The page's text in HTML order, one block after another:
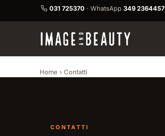
031 725370 · WhatsApp 349 2364457
Home › Contatti
CONTATTI